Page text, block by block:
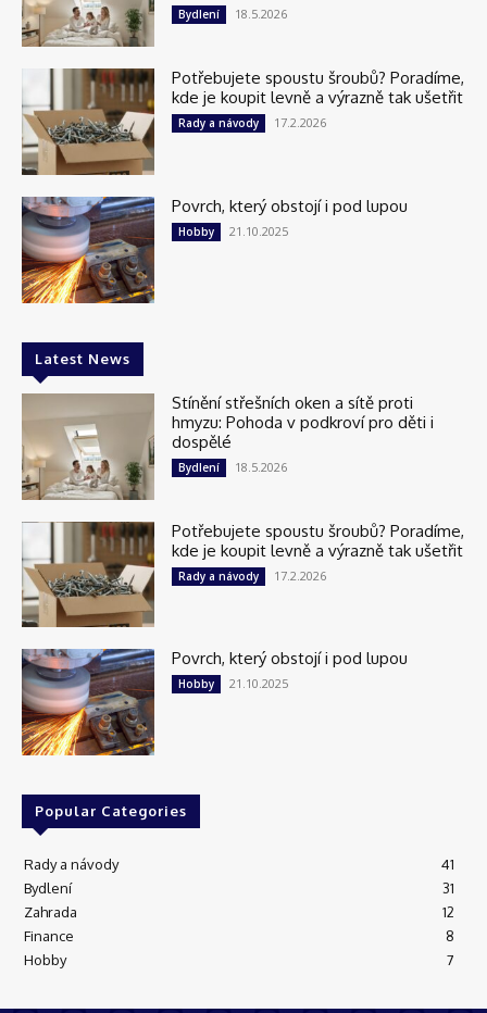
Bydlení 18.5.2026
Potřebujete spoustu šroubů? Poradíme,
kde je koupit levně a výrazně tak ušetřit
Rady a návody 17.2.2026
Povrch, který obstojí i pod lupou
Hobby 21.10.2025
Latest News
Stínění střešních oken a sítě proti
hmyzu: Pohoda v podkroví pro děti i
dospělé
Bydlení 18.5.2026
Potřebujete spoustu šroubů? Poradíme,
kde je koupit levně a výrazně tak ušetřit
Rady a návody 17.2.2026
Povrch, který obstojí i pod lupou
Hobby 21.10.2025
Popular Categories
Rady a návody
41
Bydlení
31
Zahrada
12
Finance
8
Hobby
7